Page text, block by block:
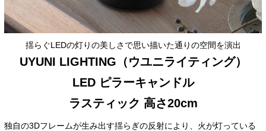
揺らぐLEDの灯りの美しさで思い描いた通りの空間を演出
UYUNI LIGHTING（ウユニライティング）
LED ピラーキャンドル
ラスティック 高さ20cm
独自の3Dフレームが生み出す揺らぎの反射により、火が灯っている